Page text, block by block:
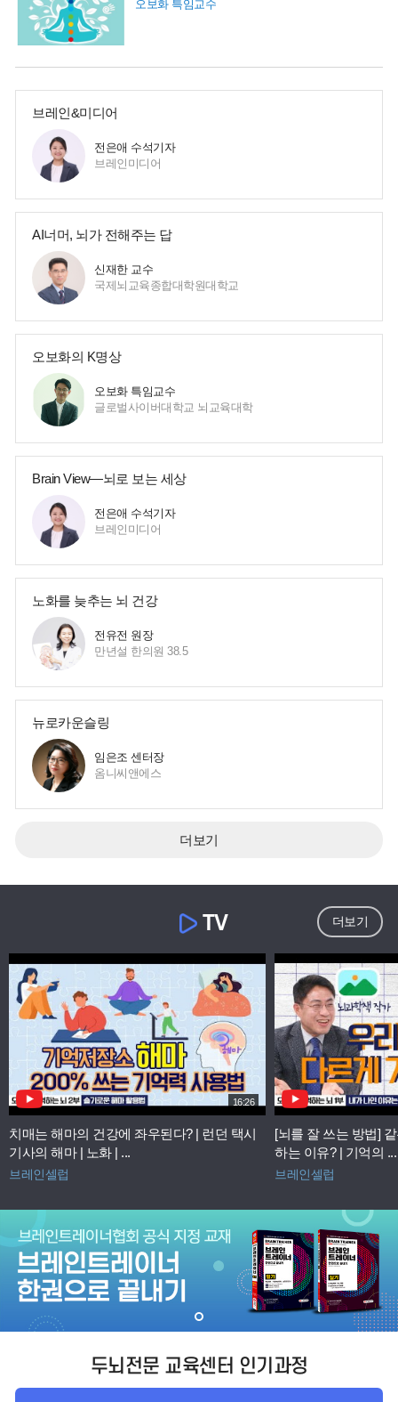
오보화 특임교수
브레인&미디어
전은애 수석기자
브레인미디어
AI너머, 뇌가 전해주는 답
신재한 교수
국제뇌교육종합대학원대학교
오보화의 K명상
오보화 특임교수
글로벌사이버대학교 뇌교육대학
Brain View—뇌로 보는 세상
전은애 수석기자
브레인미디어
노화를 늦추는 뇌 건강
전유전 원장
만년설 한의원 38.5
뉴로카운슬링
임은조 센터장
옴니씨앤에스
더보기
TV 더보기
16:26
치매는 해마의 건강에 좌우된다? | 런던 택시
기사의 해마 | 노화 | ...
브레인셀럽
[뇌를 잘 쓰는 방법]
하는 이유? | 기억의 ...
브레인셀럽
두뇌전문 교육센터 인기과정